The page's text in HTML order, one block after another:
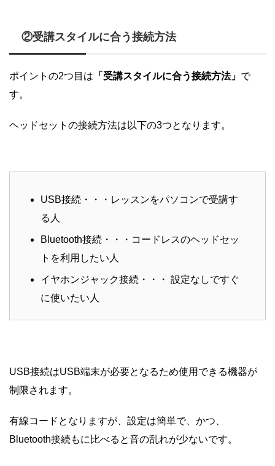
②受講スタイルに合う接続方法
ポイントの2つ目は 「受講スタイルに合う接続方法」 で
す。
ヘッドセットの接続方法は以下の3つとなります。
USB接続・・・レッスンをパソコンで受講す
る人
Bluetooth接続・・・コードレスのヘッドセッ
トを利用したい人
イヤホンジャック接続・・・ 設定なしですぐ
に使いたい人
USB接続はUSB端末が必要となるため使用できる機器が
制限されます。
有線コードとなりますが、設定は簡単で、かつ、
Bluetooth接続もに比べると音の乱れが少ないです。